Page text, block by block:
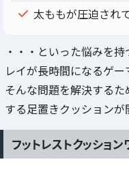
太ももが圧迫され
・・・といった悩みを
レイが長時間になるゲー
そんな問題を解決する
する足置きクッションが
フットレストクッショ